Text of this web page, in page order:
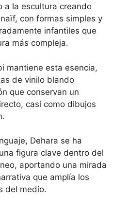
a la escultura creando
con formas simples y
infantiles que
más compleja.
mantiene esta esencia,
de vinilo blando
que conservan un
casi como dibujos
Dehara se ha
figura clave dentro del
aportando una mirada
que amplía los
del medio.